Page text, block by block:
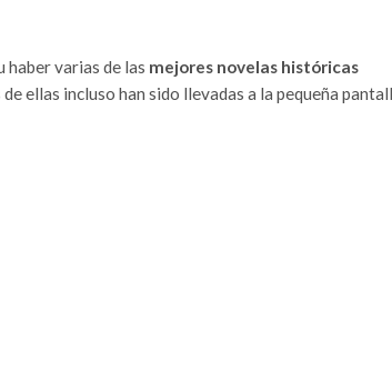
varias de las mejores novelas históricas
de ellas incluso han sido llevadas a la pequeña